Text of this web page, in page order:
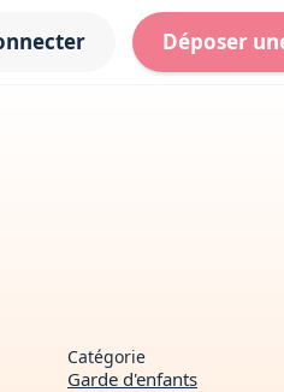
Déposer
Catégorie
Garde d'enfants